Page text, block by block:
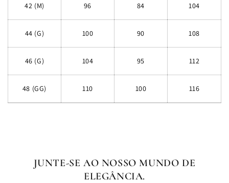
42 (M) 96 84 104
44 (G) 100 90 108
46 (G) 104 95 112
48 (GG) 110 100 116
JUNTE-SE AO NOSSO MUNDO DE
ELEGÂNCIA.